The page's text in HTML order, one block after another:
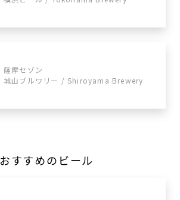
薩摩セゾン
城山ブルワリー / Shiroyama Brewery
おすすめのビール